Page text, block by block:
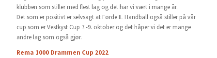
klubben som stiller med flest lag og det har vi vært i mange år.
Det som er positivt er selvsagt at Førde IL Handball også stiller på vår
cup som er Vestkyst Cup 7.-9. oktober og det håper vi det er mange
andre lag som også gjør.
Rema 1000 Drammen Cup 2022